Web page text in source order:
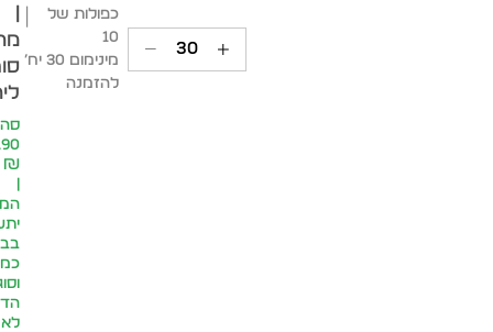
כפולות של
10
מינימום 30 יח׳
להזמנה
₪
לא